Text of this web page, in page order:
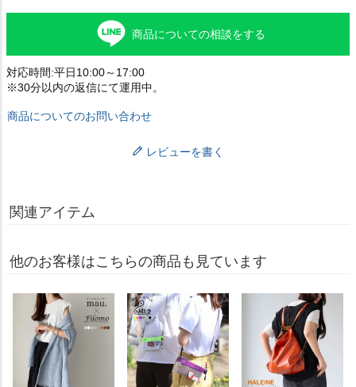
商品についての相談をする
対応時間:平日10:00～17:00
※30分以内の返信にて運用中。
商品についてのお問い合わせ
レビューを書く
関連アイテム
他のお客様はこちらの商品も見ています